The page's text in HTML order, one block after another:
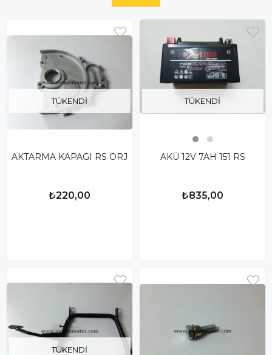
TÜKENDI
AKTARMA KAPAGI RS ORJ
₺220,00
TÜKENDI
AKÜ 12V 7AH 151 RS
₺835,00
TÜKENDI